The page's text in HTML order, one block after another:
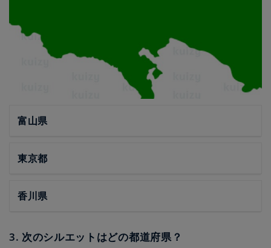
富山県
東京都
香川県
3. 次のシルエットはどの都道府県？